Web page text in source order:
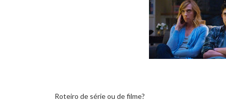
Roteiro de série ou de filme?